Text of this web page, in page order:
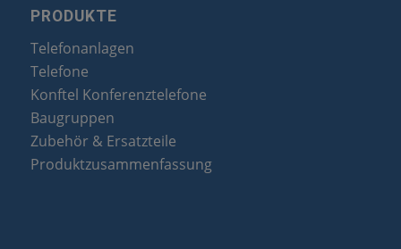
PRODUKTE
Telefonanlagen
Telefone
Konftel Konferenztelefone
Baugruppen
Zubehör & Ersatzteile
Produktzusammenfassung